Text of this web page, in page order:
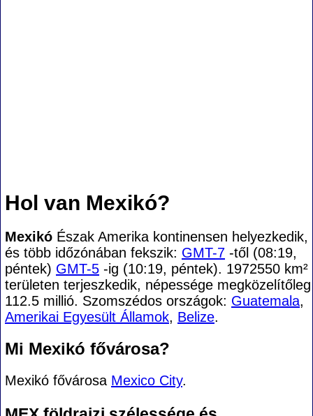
Hol van Mexikó?
Mexikó Észak Amerika kontinensen helyezkedik,
és több időzónában fekszik: GMT-7 -től (08:19,
péntek) GMT-5 -ig (10:19, péntek). 1972550 km²
területen terjeszkedik, népessége megközelítőleg
112.5 millió. Szomszédos országok: Guatemala,
Amerikai Egyesült Államok, Belize.
Mi Mexikó fővárosa?
Mexikó fővárosa Mexico City.